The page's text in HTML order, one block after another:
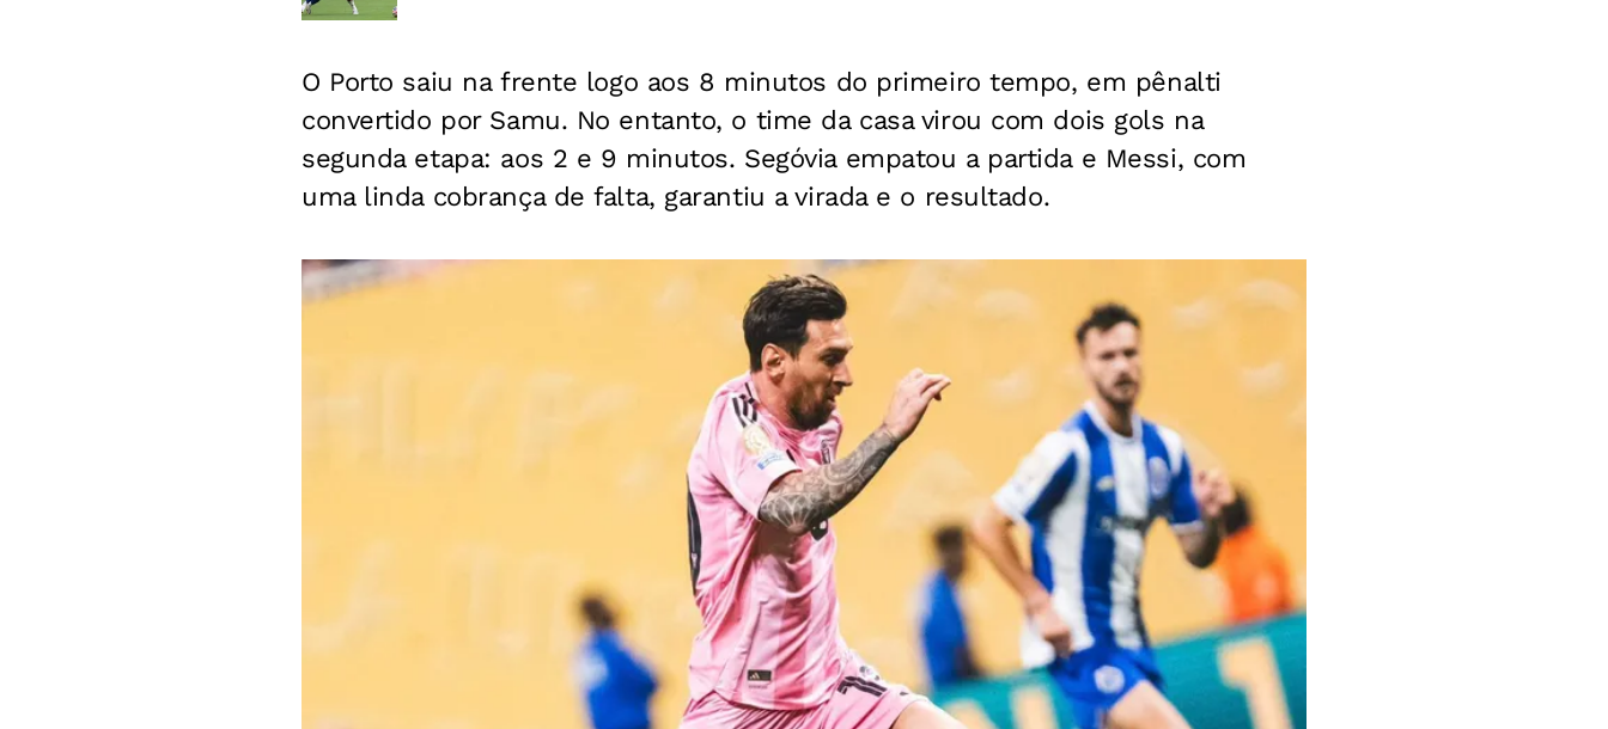
O Porto saiu na frente logo aos 8 minutos do primeiro tempo, em pênalti
convertido por Samu. No entanto, o time da casa virou com dois gols na
segunda etapa: aos 2 e 9 minutos. Segóvia empatou a partida e Messi, com
uma linda cobrança de falta, garantiu a virada e o resultado.